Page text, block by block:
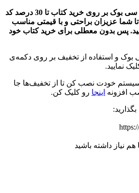
در حال حاضر وب‌سایت سی بوک بر روی خرید کتاب‌‌ تا 30 درصد کد
شما عزیزان براحتی و با قیمتی مناسب
پس بدون معطلی برای خرید کتاب خود
بوک و استفاده از تخفیف بر روی دکمه‌ی
نمایید.
خودت نصب کن تا از تخفیف‌ها جا
افزونه اینجا رو کلیک کن.
نیاز داشته باشید